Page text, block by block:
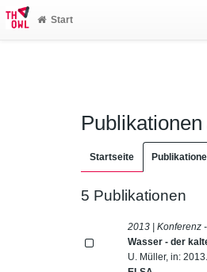
Start
Startseite
5 Publikationen
2013 | Konferenz
Wasser - der
U. Müller, in: 2013.